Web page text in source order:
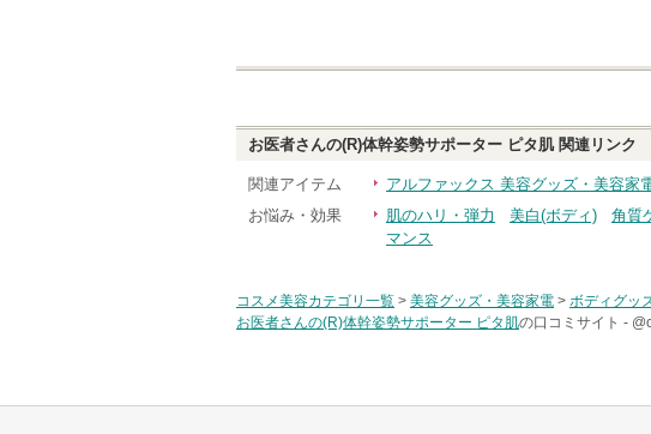
お医者さんの(R)体幹姿勢サポーター ピタ肌関連リンク
関連アイテム アルファックス 美容グッズ・美容家
お悩み・効果
肌のハリ・弾力 美白(ボディ) 角質
マンス
コスメ美容カテゴリ一覧 > 美容グッズ・美容家電 > ボディグッ
お医者さんの(R)体幹姿勢サポーター ピタ肌の口コミサイト -